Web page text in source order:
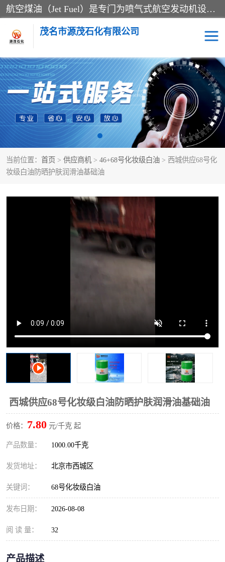
航空煤油（Jet Fuel）是专门为喷气式航空发动机设计的高纯度燃料，主要分为Jet A、Jet A-1和Jet B等类型。其特点是闪点高、低温流动性好，并添加了抗静电剂和抗氧化剂以确保飞行安全。航空煤油需
茂名市源茂石化有限公司
当前位置： 首页 > 供应商机 > 46+68号化妆级白油 > 西城供应68号化
妆级白油防晒护肤润滑油基础油
西城供应68号化妆级白油防晒护肤润滑油基础油
价格： 7.80 元/千克 起
产品数量： 1000.00千克
发货地址： 北京市西城区
关键词： 68号化妆级白油
发布日期： 2026-08-08
阅 读 量： 32
产品描述
RP3航空煤油 D20+D30溶剂油
D40+D60溶剂油 D80+D100溶剂油
6号+120号溶剂油 260号溶剂油
异构烷烃 天然乳胶
26+32号化妆级白油 46+68号化妆级白油